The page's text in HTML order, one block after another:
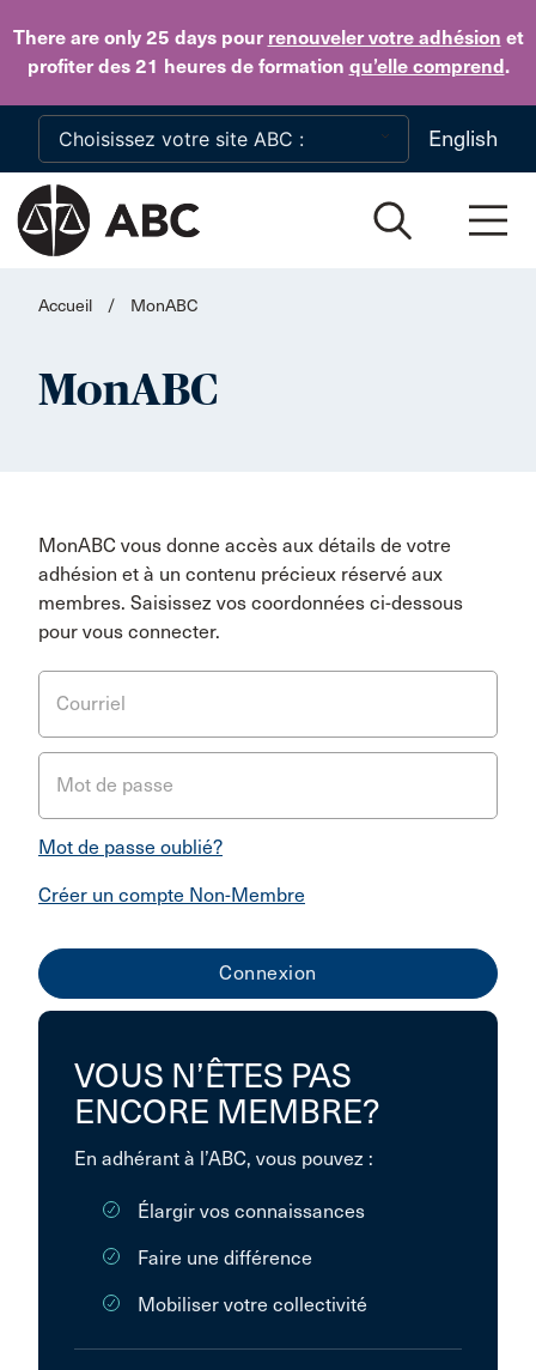
There are only 25 dayspour renouveler votre adhésion et
profiter des 21 heures de formation qu’elle comprend.
Skip to main content
English
Accueil / MonABC
MonABC
MonABC vous donne accès aux détails de votre
adhésion et à un contenu précieux réservé aux
membres. Saisissez vos coordonnées ci-dessous
pour vous connecter.
Courriel
Mot de passe
Mot de passe oublié?
Créer un compte Non-Membre
VOUS N’ÊTES PAS
ENCORE MEMBRE?
En adhérant à l’ABC, vous pouvez :
Élargir vos connaissances
Faire une différence
Mobiliser votre collectivité